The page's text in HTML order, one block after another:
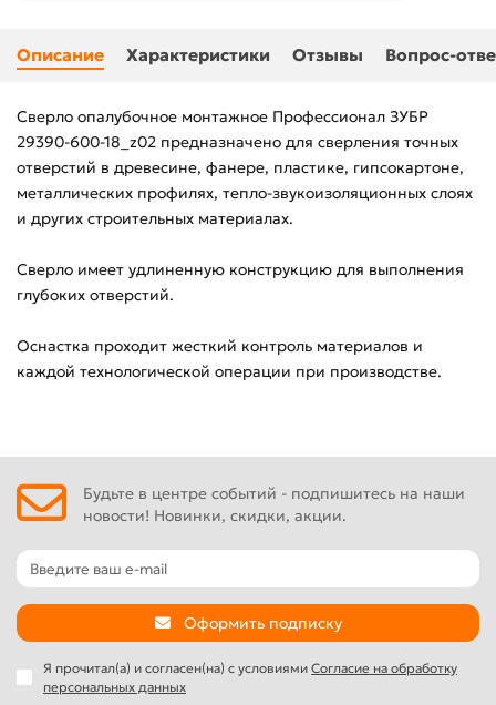
Описание Характеристики Отзывы Вопрос-
Сверло опалубочное монтажное Профессионал ЗУБР
29390-600-18_z02 предназначено для сверления точных
отверстий в древесине, фанере, пластике, гипсокартоне,
металлических профилях, тепло-звукоизоляционных слоях
и других строительных материалах.
Сверло имеет удлиненную конструкцию для выполнения
глубоких отверстий.
Оснастка проходит жесткий контроль материалов и
каждой технологической операции при производстве.
Будьте в центре событий - подпишитесь на наши
новости! Новинки, скидки, акции.
Оформить подписку
Я прочитал(а) и согласен(на) с условиями Согласие на обработку
персональных данных